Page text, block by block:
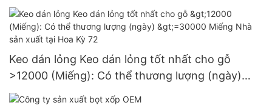
Nguồn cung cấp 3 đô la Mỹ
Keo dán lỏng Keo dán lỏng tốt nhất cho gỗ
>12000 (Miếng): Có thể thương lượng (ngày)
>=30000 Miếng Nhà sản xuất tại Hoa Kỳ 72